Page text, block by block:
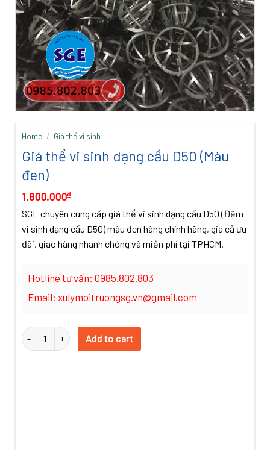
Home / Giá thể vi sinh
Giá thể vi sinh dạng cầu D50 (Màu
đen)
1.800.000₫
SGE chuyên cung cấp giá thể vi sinh dạng cầu D50 (Đệm
vi sinh dạng cầu D50) màu đen hàng chính hãng, giá cả ưu
đãi, giao hàng nhanh chóng và miễn phí tại TPHCM.
Hotline tư vấn: 0985.802.803
Email: xulymoitruongsg.vn@gmail.com
Giá thể vi sinh dạng cầu D50 (Màu đen) quantity
Add to cart